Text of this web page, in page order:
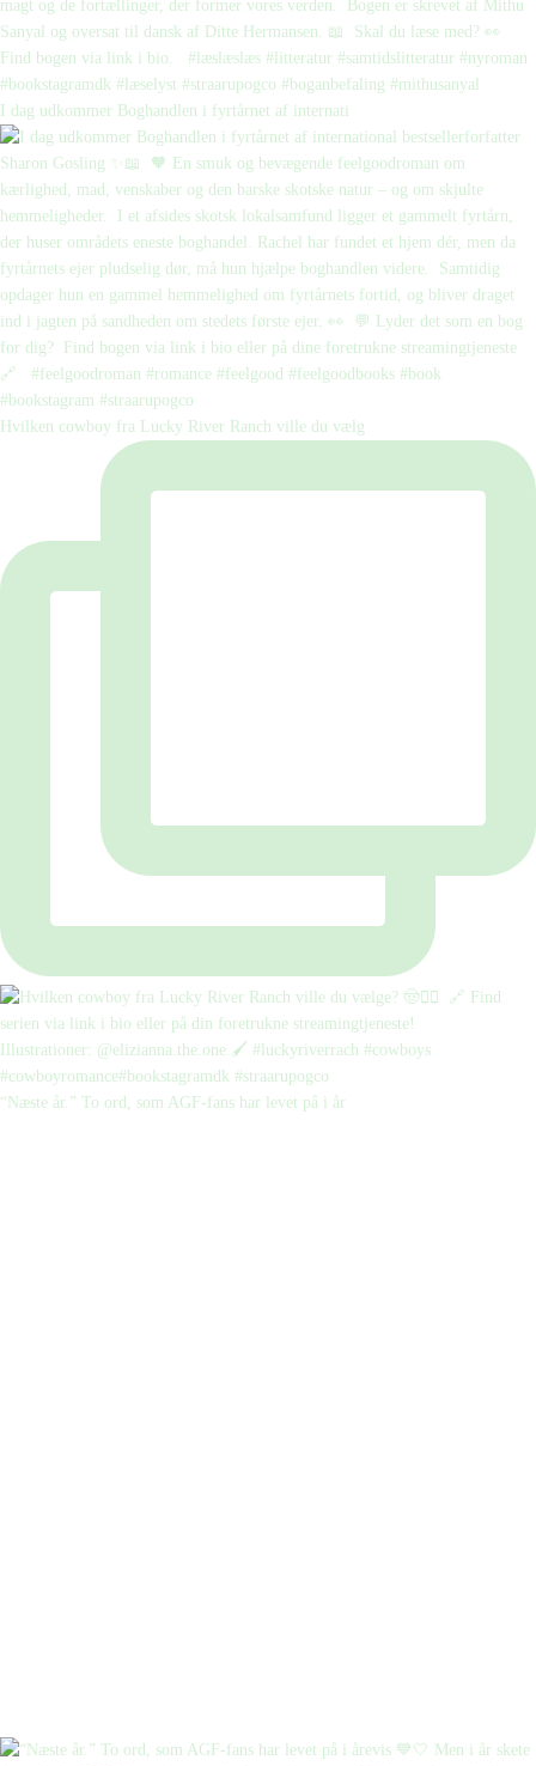
I dag udkommer Boghandlen i fyrtårnet af internati
Hvilken cowboy fra Lucky River Ranch ville du vælg
“Næste år.” To ord, som AGF-fans har levet på i år